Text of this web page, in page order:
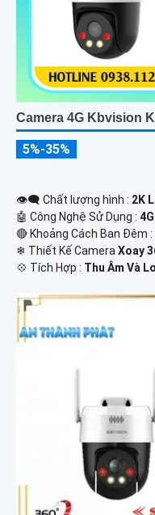
Camera 4G Kbvision
5%-35%
👁️‍🗨 Chất lượng hình : 2K
🤖️ Công Nghệ Sử Dụng :
🔴 Khoảng Cách Ban Đêm :
❄ Thiết Kế CameraXoay
️💠 Tích Hợp : Thu Âm Và